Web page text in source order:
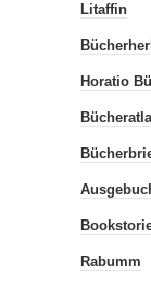
Litaffin
Horatio
Rabumm